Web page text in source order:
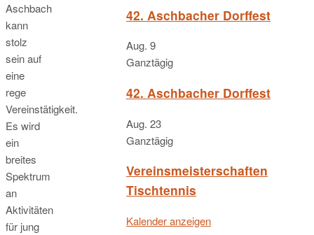
Aschbach
kann
stolz
sein auf
eine
rege
Vereinstätigkeit.
Es wird
ein
breites
Spektrum
an
Aktivitäten
für jung
42. Aschbacher Dorffest
Aug. 9
Ganztägig
42. Aschbacher Dorffest
Aug. 23
Ganztägig
Vereinsmeisterschaften
Tischtennis
Kalender anzeigen